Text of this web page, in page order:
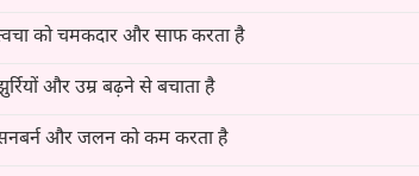
को चमकदार और साफ करता है
और उम्र बढ़ने से बचाता है
और जलन को कम करता है